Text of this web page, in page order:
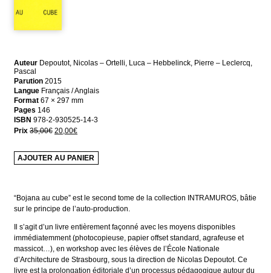
Auteur Depoutot, Nicolas – Ortelli, Luca – Hebbelinck, Pierre – Leclercq,
Pascal
Parution 2015
Langue Français / Anglais
Format 67 × 297 mm
Pages 146
ISBN 978-2-930525-14-3
Prix 35,00€ Le
initial
était :
20,00€Le
actuel
est :
AJOUTER AU PANIER
“Bojana au cube” est le second tome de la collection INTRAMUROS, bâtie
sur le principe de l’auto-production.
Il s’agit d’un livre entièrement façonné avec les moyens disponibles
immédiatemment (photocopieuse, papier offset standard, agrafeuse et
massicot…), en workshop avec les élèves de l’École Nationale
d’Architecture de Strasbourg, sous la direction de Nicolas Depoutot. Ce
livre est la prolongation éditoriale d’un processus pédagogique autour du